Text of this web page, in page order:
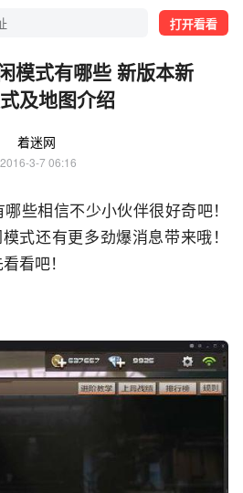
打开看看
模式有哪些 新版本新
及地图介绍
着迷网
2016-3-7 06:16
些相信不少小伙伴很好奇吧！
式还有更多劲爆消息带来哦！
看吧！